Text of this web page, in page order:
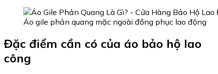
Áo gile phản quang mặc ngoài đồng phục lao động
Đặc điểm cần có của áo bảo hộ lao
công